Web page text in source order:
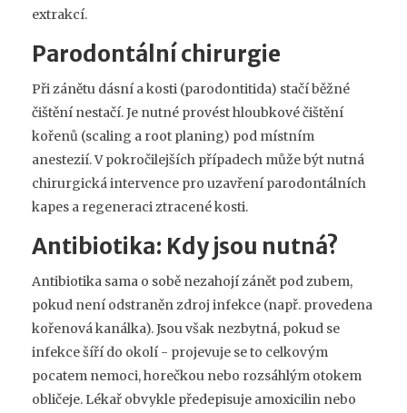
extrakcí.
Parodontální chirurgie
Při zánětu dásní a kosti (parodontitida) stačí běžné
čištění nestačí. Je nutné provést hloubkové čištění
kořenů (scaling a root planing) pod místním
anestezií. V pokročilejších případech může být nutná
chirurgická intervence pro uzavření parodontálních
kapes a regeneraci ztracené kosti.
Antibiotika: Kdy jsou nutná?
Antibiotika sama o sobě nezahojí zánět pod zubem,
pokud není odstraněn zdroj infekce (např. provedena
kořenová kanálka). Jsou však nezbytná, pokud se
infekce šíří do okolí - projevuje se to celkovým
pocatem nemoci, horečkou nebo rozsáhlým otokem
obličeje. Lékař obvykle předepisuje amoxicilin nebo